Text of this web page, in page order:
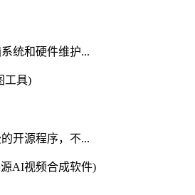
统和硬件维护...
开源程序，不...